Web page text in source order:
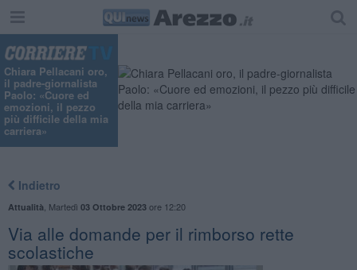
Chiara Pellacani oro,
il padre-giornalista
Paolo: «Cuore ed
emozioni, il pezzo
più difficile della mia
carriera»
Indietro
Attualità Martedì 03 Ottobre 2023ore 12:20
Via alle domande per il rimborso rette
scolastiche